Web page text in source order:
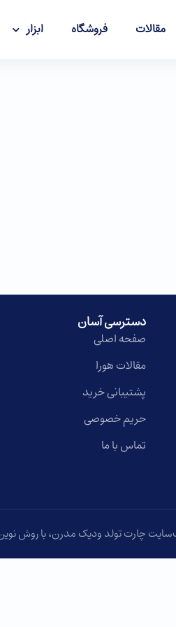
مقالات فروشگاه ابزار
دسترسی آسان
صفحه اصلی
مقالات هورا
پشتیبانی خرید
حریم خصوصی
تماس با ما